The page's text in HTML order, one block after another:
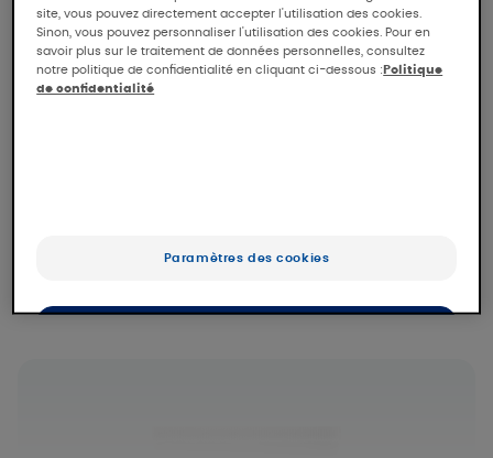
Le soin est indiqué pour les peaux échauffées
et fragilisées par des actes esthétiques
superficiels ou plus invasifs (laser erbium
YAG).
site, vous pouvez directement accepter l'utilisation des cookies.
Sinon, vous pouvez personnaliser l'utilisation des cookies. Pour en
savoir plus sur le traitement de données personnelles, consultez
notre politique de confidentialité en cliquant ci-dessous : Politique
de confidentialité
Paramètres des cookies